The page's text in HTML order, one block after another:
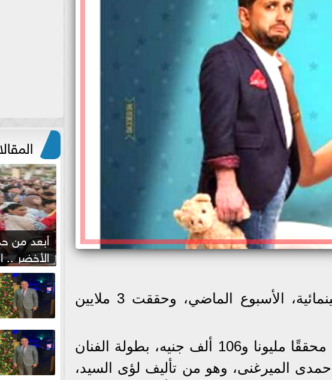
تراجعت إيرادات شباك تذاكر الأفلام السينمائية، الأسبوع الماضي، وحققت 3 ملايين
وتصدر شباك التذاكر فيلم «أحمد نوتردام» محققًا مليونا و106 ألف جنيه، بطولة الفنان
حمدى الميرغنى، وهو من تأليف لؤى السيد،
أبعد من
الأخضر ..
بصفارة
فوضى